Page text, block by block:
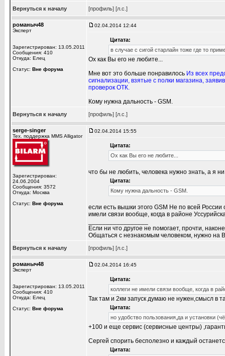
Вернуться к началу [профиль] [л.с.]
романыч48
Эксперт
Зарегистрирован: 13.05.2011
Сообщения: 410
Откуда: Елец
Статус: Вне форума
02.04.2014 12:44
Цитата:
в случае с сигой старлайн тоже где то
Ох как Вы его не любите...
Мне вот это больше понравилось Из всех
сигнализации, взятые с полки магазина,
проверок ОТК.
Кому нужна дальность - GSM.
Вернуться к началу [профиль] [л.с.]
serge-singer
Тех. поддержка MMS Alligator
Зарегистрирован:
24.06.2004
Сообщения: 3572
Откуда: Москва
Статус: Вне форума
02.04.2014 15:55
Цитата:
Ох как Вы его не любите...
что бы не любить, человека нужно знать, а я
Цитата:
Кому нужна дальность - GSM.
если есть вышки этого GSM Не по всей
имели связи вообще, когда в районе
Если ни что другое не помогает, прочти,
Общаться с незнакомым человеком, нужно на
Вернуться к началу [профиль] [л.с.]
романыч48
Эксперт
Зарегистрирован: 13.05.2011
Сообщения: 410
Откуда: Елец
Статус: Вне форума
02.04.2014 16:45
Цитата:
коллеги не имели связи вообще, когда в
Так там и 2км запуск думаю не нужен,смысл в
Цитата:
но удобство пользования,да и установки
+100 и еще сервис (сервисные центры)
Сергей спорить бесполезно и каждый
Цитата: